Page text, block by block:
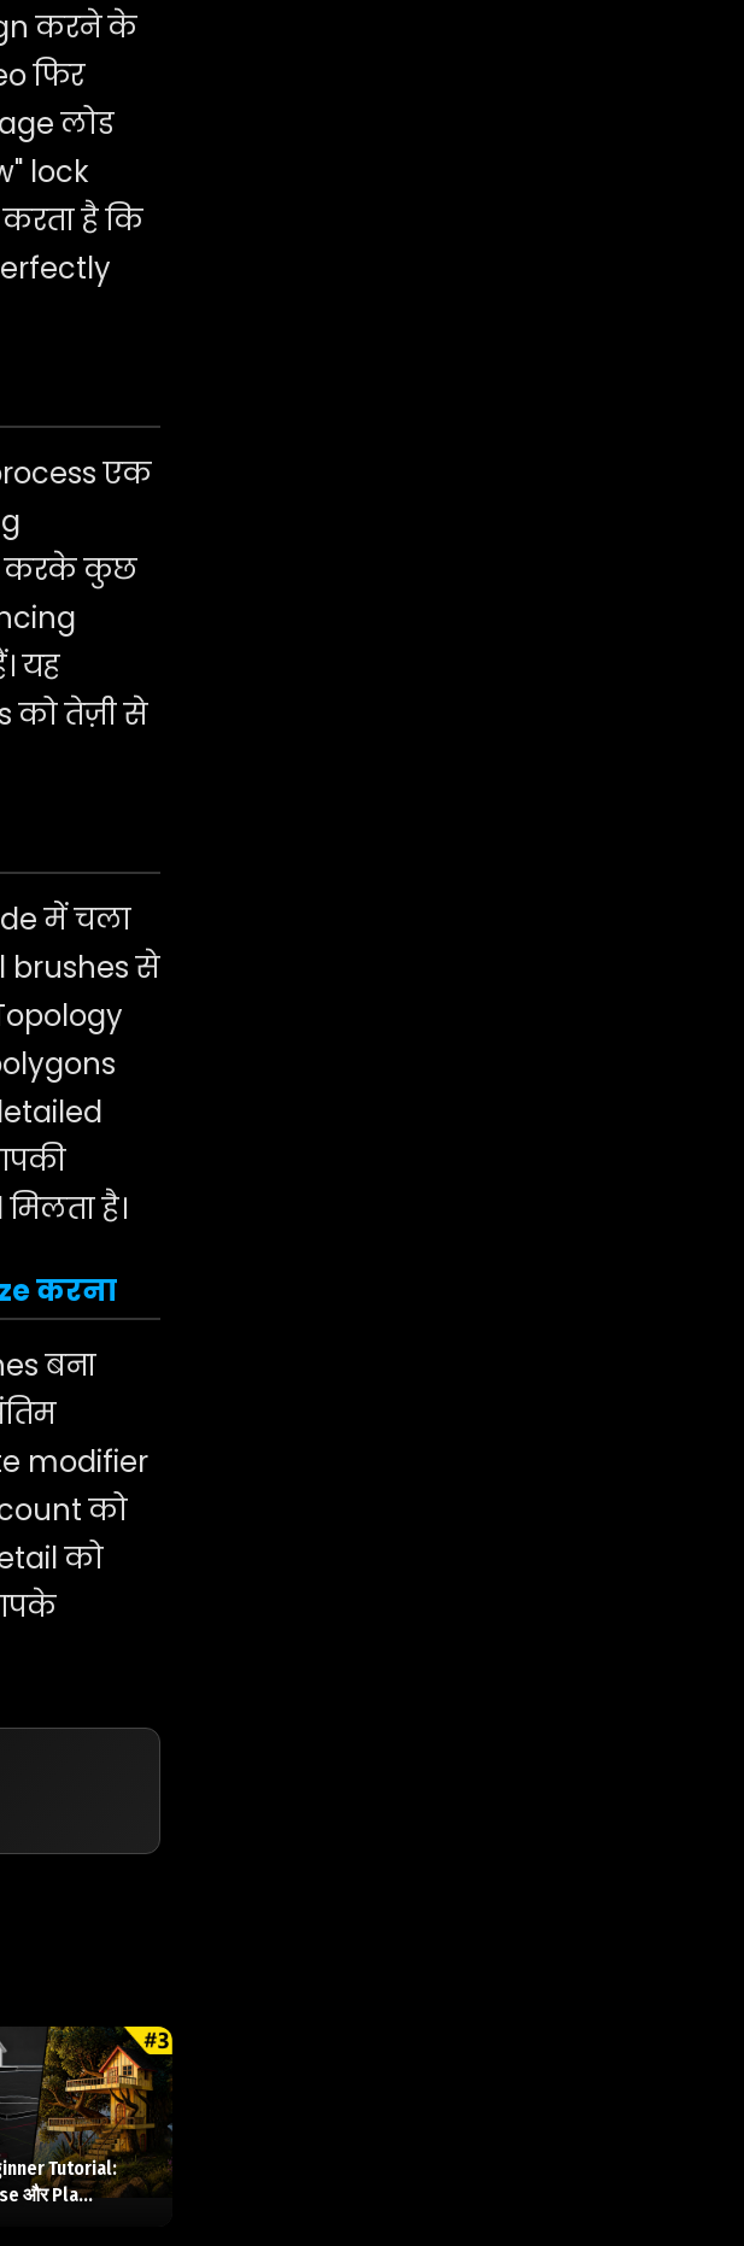
करने के
फिर
लोड
lock
है कि
एक
करके कुछ
यह
को तेज़ी से
में चला
brushes से
है।
करना
बना
modifier
को
को
Tutorial:
और Pla...